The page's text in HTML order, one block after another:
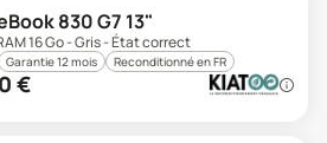
830 G7 13"
16 Go - Gris - État correct
Garantie 12 mois Reconditionné en FR
€